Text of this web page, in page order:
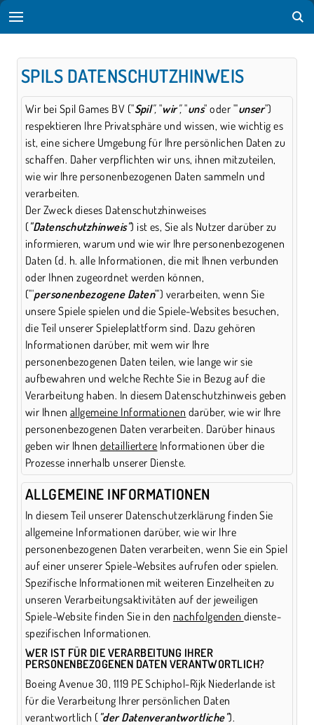
SPILS DATENSCHUTZHINWEIS
Wir bei Spil Games BV ("Spil", "wir","uns" oder "'unser")
respektieren Ihre Privatsphäre und wissen, wie wichtig es
ist, eine sichere Umgebung für Ihre persönlichen Daten zu
schaffen. Daher verpflichten wir uns, ihnen mitzuteilen,
wie wir Ihre personenbezogenen Daten sammeln und
verarbeiten.
Der Zweck dieses Datenschutzhinweises
("Datenschutzhinweis") ist es, Sie als Nutzer darüber zu
informieren, warum und wie wir Ihre personenbezogenen
Daten (d. h. alle Informationen, die mit Ihnen verbunden
oder Ihnen zugeordnet werden können,
("'personenbezogene Daten"') verarbeiten, wenn Sie
unsere Spiele spielen und die Spiele-Websites besuchen,
die Teil unserer Spieleplattform sind. Dazu gehören
Informationen darüber, mit wem wir Ihre
personenbezogenen Daten teilen, wie lange wir sie
aufbewahren und welche Rechte Sie in Bezug auf die
Verarbeitung haben. In diesem Datenschutzhinweis geben
wir Ihnen allgemeine Informationen darüber, wie wir Ihre
personenbezogenen Daten verarbeiten. Darüber hinaus
geben wir Ihnen detailliertere Informationen über die
Prozesse innerhalb unserer Dienste.
ALLGEMEINE INFORMATIONEN
In diesem Teil unserer Datenschutzerklärung finden Sie
allgemeine Informationen darüber, wie wir Ihre
personenbezogenen Daten verarbeiten, wenn Sie ein Spiel
auf einer unserer Spiele-Websites aufrufen oder spielen.
Spezifische Informationen mit weiteren Einzelheiten zu
unseren Verarbeitungsaktivitäten auf der jeweiligen
Spiele-Website finden Sie in den nachfolgenden dienste-
spezifischen Informationen.
WER IST FÜR DIE VERARBEITUNG IHRER
PERSONENBEZOGENEN DATEN VERANTWORTLICH?
Boeing Avenue 30, 1119 PE Schiphol-Rijk Niederlande ist
für die Verarbeitung Ihrer persönlichen Daten
verantwortlich ( "der Datenverantwortliche").